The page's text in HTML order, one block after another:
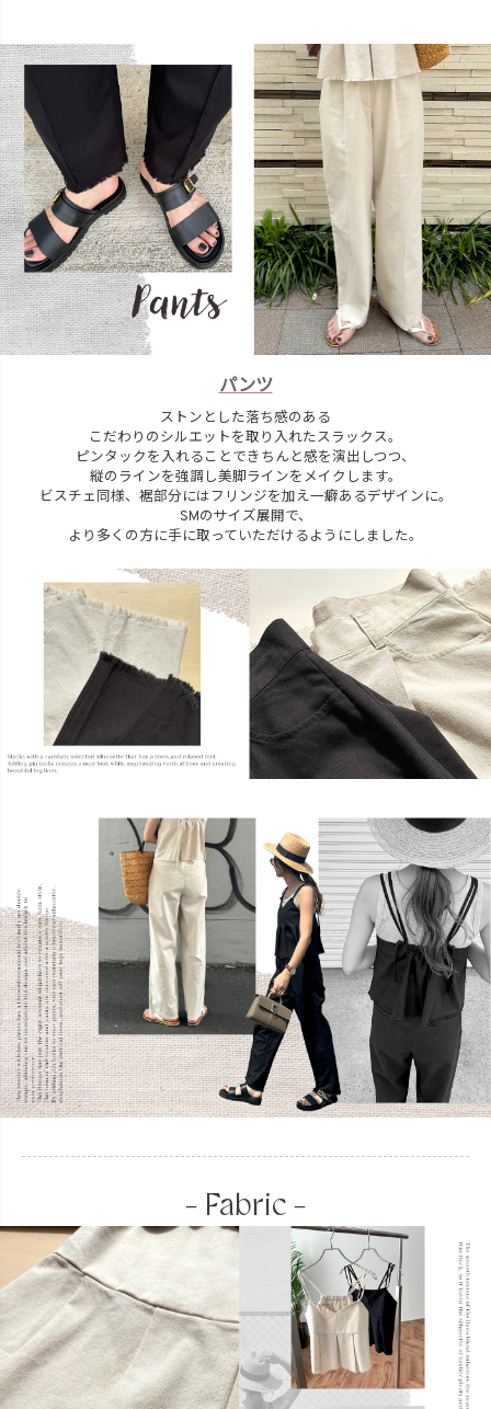
パンツ
ストンとした落ち感のある
こだわりのシルエットを取り入れたスラックス。
ピンタックを入れることできちんと感を演出しつつ、
縦のラインを強調し美脚ラインをメイクします。
ビスチェ同様、裾部分にはフリンジを加え一癖あるデザインに。
SMのサイズ展開で、
より多くの方に手に取っていただけるようにしました。
- Fabric -